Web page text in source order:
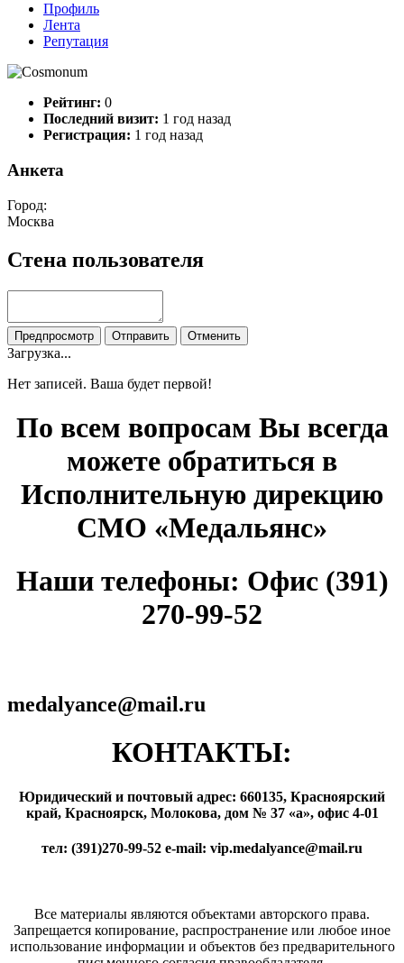
Профиль
Лента
Репутация
Рейтинг: 0
Последний визит: 1 год назад
Регистрация: 1 год назад
Анкета
Город:
Москва
Стена пользователя
Загрузка...
Нет записей. Ваша будет первой!
По всем вопросам Вы всегда
можете обратиться в
Исполнительную дирекцию
СМО «Медальянс»
Наши телефоны: Офис (391)
270-99-52
medalyance@mail.ru
КОНТАКТЫ:
Юридический и почтовый адрес: 660135, Красноярский
край, Красноярск, Молокова, дом № 37 «а», офис 4-01
тел: (391)270-99-52 e-mail: vip.medalyance@mail.ru
Все материалы являются объектами авторского права.
Запрещается копирование, распространение или любое иное
использование информации и объектов без предварительного